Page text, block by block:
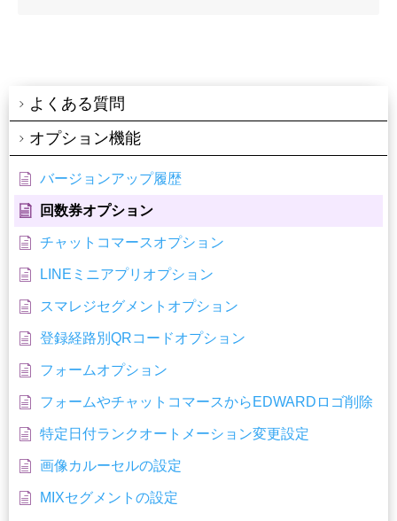
よくある質問
オプション機能
バージョンアップ履歴
回数券オプション
チャットコマースオプション
LINEミニアプリオプション
スマレジセグメントオプション
登録経路別QRコードオプション
フォームオプション
フォームやチャットコマースからEDWARDロゴ削除
特定日付ランクオートメーション変更設定
画像カルーセルの設定
MIXセグメントの設定